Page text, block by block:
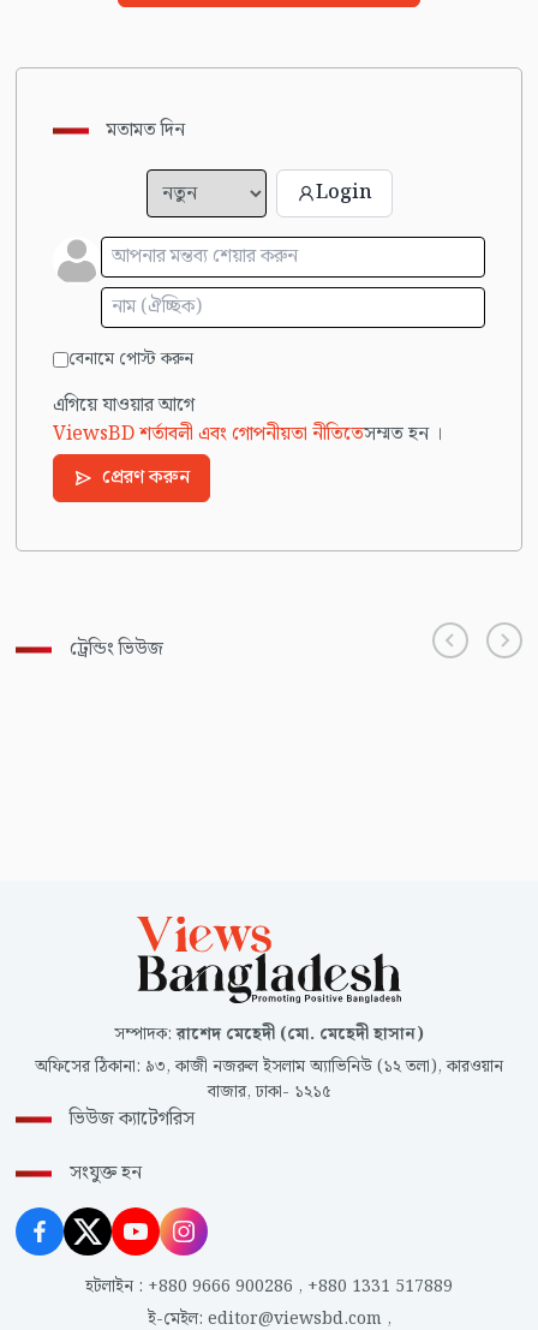
মতামত দিন
Login
বেনামে পোস্ট করুন
এগিয়ে যাওয়ার আগে
ViewsBD শর্তাবলী এবং গোপনীয়তা নীতিতেসম্মত হন ।
প্রেরণ করুন
ট্রেন্ডিং ভিউজ
সম্পাদক:রাশেদ মেহেদী (মো. মেহেদী হাসান)
অফিসের ঠিকানা: ৯৩, কাজী নজরুল ইসলাম অ্যাভিনিউ (১২ তলা), কারওয়ান
বাজার, ঢাকা- ১২১৫
ভিউজ ক্যাটেগরিস
সংযুক্ত হন
হটলাইন : +880 9666 900286 , +880 1331 517889
ই-মেইল: editor@viewsbd.com,